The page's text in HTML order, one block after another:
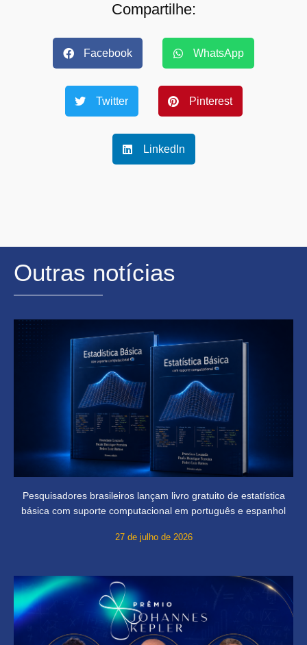
Compartilhe:
Facebook WhatsApp
Twitter Pinterest
LinkedIn
Outras notícias
Pesquisadores brasileiros lançam livro gratuito de estatística
básica com suporte computacional em português e espanhol
27 de julho de 2026